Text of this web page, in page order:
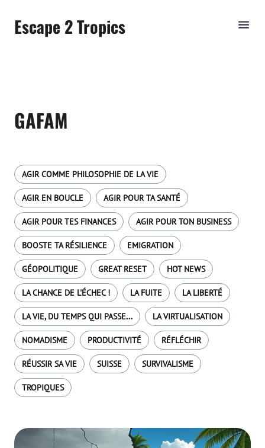
Escape 2 Tropics
GAFAM
AGIR COMME PHILOSOPHIE DE LA VIE
AGIR EN BOUCLE AGIR POUR TA SANTÉ
AGIR POUR TES FINANCES AGIR POUR TON BUSINESS
BOOSTE TA RÉSILIENCE EMIGRATION
GÉOPOLITIQUE GREAT RESET HOT NEWS
LA CHANCE DE L'ÉCHEC ! LA FUITE LA LIBERTÉ
LA VIE, DU TEMPS QUI PASSE... LA VIRTUALISATION
NOMADISME PRODUCTIVITÉ RÉFLÉCHIR
RÉUSSIR SA VIE SUISSE SURVIVALISME
TROPIQUES